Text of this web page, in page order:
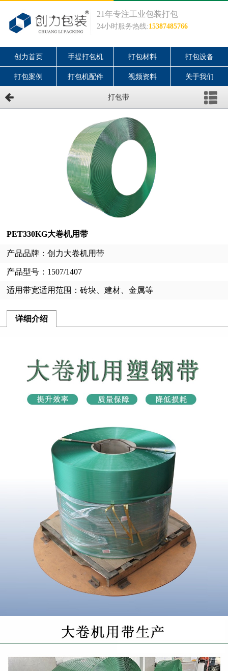
21年专注工业包装打包
24小时服务热线:15387485766
创力首页 手提打包机 打包材料 打包设备
打包案例 打包机配件 视频资料 关于我们
打包带
PET330KG大卷机用带
产品品牌：创力大卷机用带
产品型号：1507/1407
适用带宽适用范围：砖块、建材、金属等
详细介绍